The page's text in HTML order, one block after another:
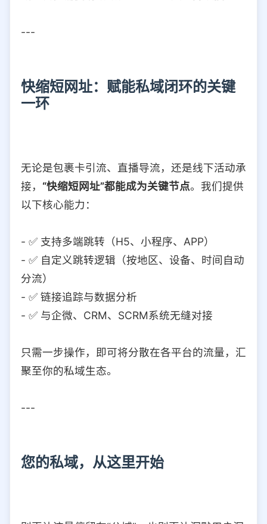
---
快缩短网址：赋能私域闭环的关键
一环
无论是包裹卡引流、直播导流，还是线下活动承
接， “快缩短网址”都能成为关键节点。我们提供
以下核心能力：
- ✅ 支持多端跳转（H5、小程序、APP）
- ✅ 自定义跳转逻辑（按地区、设备、时间自动
分流）
- ✅ 链接追踪与数据分析
- ✅ 与企微、CRM、SCRM系统无缝对接
只需一步操作，即可将分散在各平台的流量，汇
聚至你的私域生态。
---
您的私域，从这里开始